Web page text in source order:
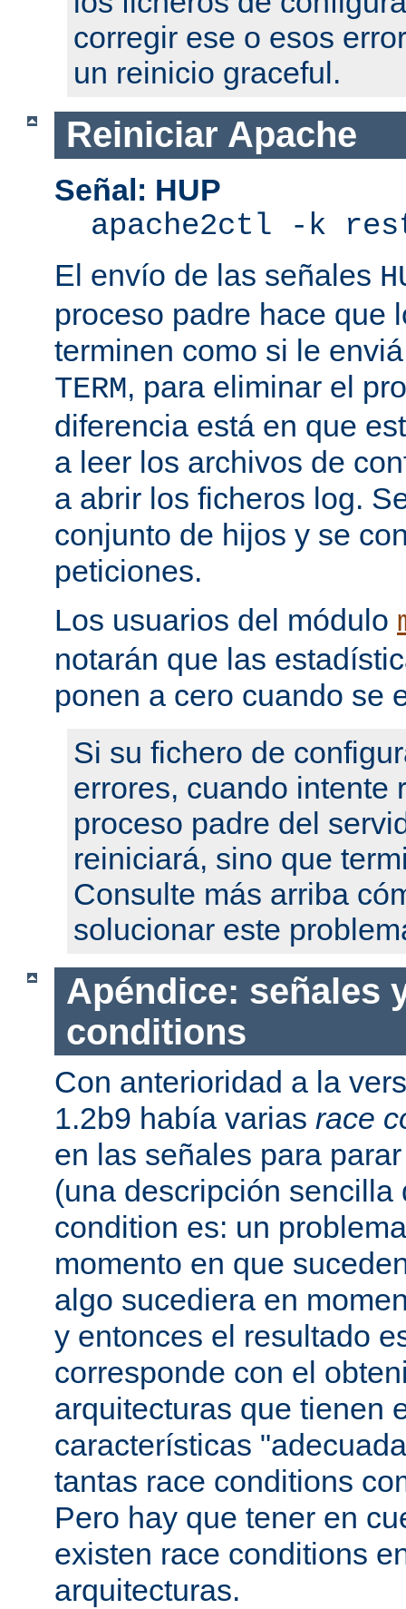
corregir ese o esos
un reinicio graceful.
Reiniciar Apache
Señal: HUP
apache2ctl -k
El envío de las señales
proceso padre hace que
terminen como si le
TERM, para eliminar el
diferencia está en que
a leer los archivos de
a abrir los ficheros log.
conjunto de hijos y se
peticiones.
Los usuarios del módulo
notarán que las
ponen a cero cuando se
Si su fichero de
errores, cuando intente
proceso padre del
reiniciará, sino que
Consulte más arriba
solucionar este
Apéndice: señales
conditions
Con anterioridad a la
1.2b9 había varias race
en las señales para
(una descripción sencilla
condition es: un
momento en que
algo sucediera en
y entonces el resultado
corresponde con el
arquitecturas que tienen
características
tantas race conditions
Pero hay que tener en
existen race conditions
arquitecturas.